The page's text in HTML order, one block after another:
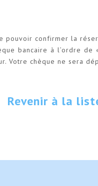
pouvoir confirmer la
bancaire à l’ordre
Votre chèque ne sera
Revenir à la